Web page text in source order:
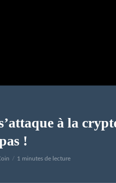
à la
!
1 minutes de lecture